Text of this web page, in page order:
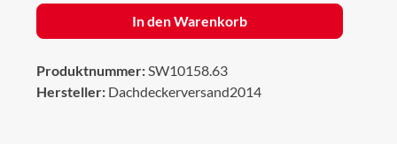
In den Warenkorb
Produktnummer:SW10158.63
Hersteller: Dachdeckerversand2014